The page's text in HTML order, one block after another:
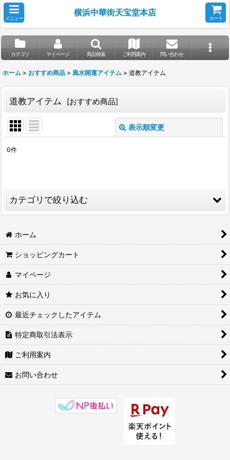
メニュー
横浜中華街天宝堂本店
カート
カテゴリ マイページ 商品検索 ご利用案内 問い合わせ
ホーム > おすすめ商品 > 風水開運アイテム > 道教アイテム
道教アイテム [おすすめ商品]
表示順変更
絞り込む
0件
カテゴリで絞り込む
風水開運アイテム (全商品)
八卦鏡・魔除け
羅盤・風水尺
瓢箪・風鈴
文昌塔
風水ファウンテン・龍珠
純銀アイテム
七星陣
ホーム
ショッピングカート
マイページ
お気に入り
最近チェックしたアイテム
特定商取引法表示
ご利用案内
お問い合わせ